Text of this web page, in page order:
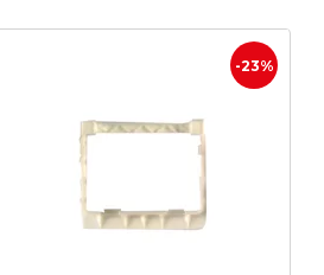
-23%